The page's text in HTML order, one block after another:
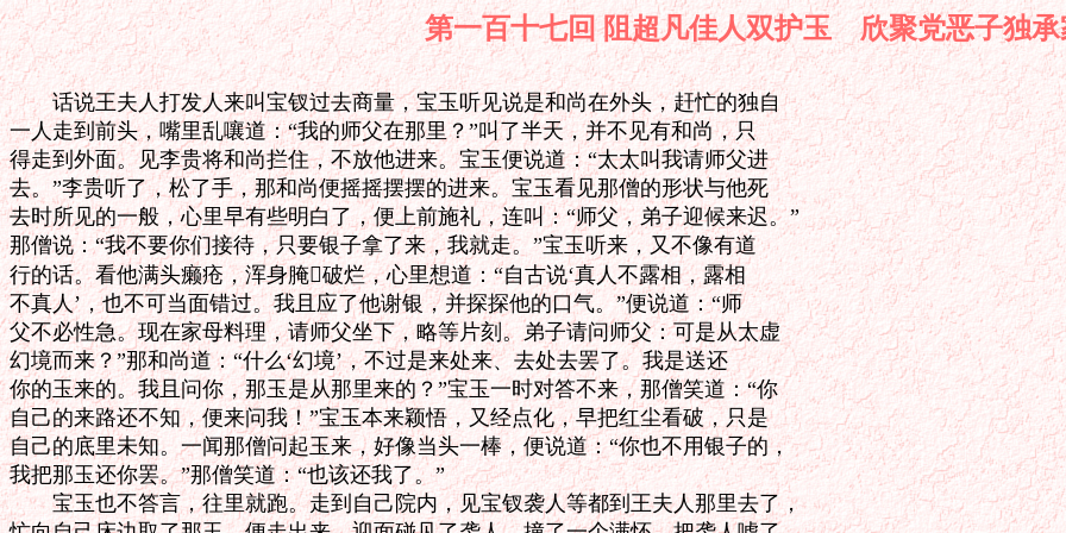
第一百十七回 阻超凡佳人双护玉 欣聚党恶
话说王夫人打发人来叫宝钗过去商量，宝玉听见说是和尚在外头，赶忙的独自
一人走到前头，嘴里乱嚷道：“我的师父在那里？”叫了半天，并不见有和尚，只
得走到外面。见李贵将和尚拦住，不放他进来。宝玉便说道：“太太叫我请师父进
去。”李贵听了，松了手，那和尚便摇摇摆摆的进来。宝玉看见那僧的形状与他死
去时所见的一般，心里早有些明白了，便上前施礼，连叫：“师父，弟子迎候来迟。”
那僧说：“我不要你们接待，只要银子拿了来，我就走。”宝玉听来，又不像有道
行的话。看他满头癞疮，浑身腌破烂，心里想道：“自古说‘真人不露相，露相
不真人’，也不可当面错过。我且应了他谢银，并探探他的口气。”便说道：“师
父不必性急。现在家母料理，请师父坐下，略等片刻。弟子请问师父：可是从太虚
幻境而来？”那和尚道：“什么‘幻境’，不过是来处来、去处去罢了。我是送还
你的玉来的。我且问你，那玉是从那里来的？”宝玉一时对答不来，那僧笑道：“你
自己的来路还不知，便来问我！”宝玉本来颖悟，又经点化，早把红尘看破，只是
自己的底里未知。一闻那僧问起玉来，好像当头一棒，便说道：“你也不用银子的，
我把那玉还你罢。”那僧笑道：“也该还我了。”
宝玉也不答言，往里就跑。走到自己院内，见宝钗袭人等都到王夫人那里去了，